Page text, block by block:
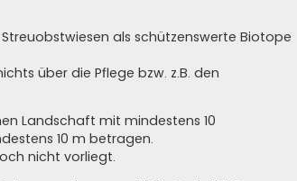
als schützenswerte Biotope
über die Pflege bzw. z.B. den
Landschaft mit mindestens 10
10 m betragen.
nicht vorliegt.